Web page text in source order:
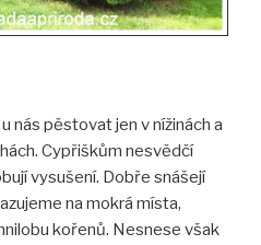
nás pěstovat jen v nížinách a
Cypřiškům nesvědčí
vysušení. Dobře snášejí
na mokrá místa,
kořenů. Nesnese však